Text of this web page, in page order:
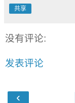
共享
没有评论:
发表评论
‹